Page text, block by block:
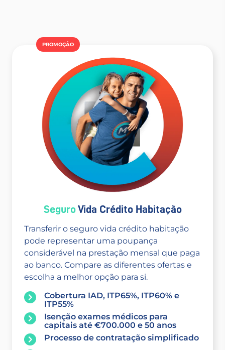
PROMOÇÂO
SeguroVida Crédito Habitação
Transferir o seguro vida crédito habitação
pode representar uma poupança
considerável na prestação mensal que paga
ao banco. Compare as diferentes ofertas e
escolha a melhor opção para si.
Cobertura IAD, ITP65%, ITP60% e
ITP55%
Isenção exames médicos para
capitais até €700.000 e 50 anos
Processo de contratação simplificado